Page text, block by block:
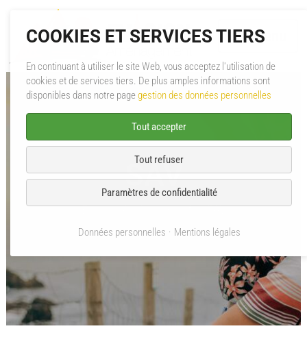
Menu
A propos
Pièces & Accessoires
SAV
Contact
SAV
Évasion Aménagement SAV
COOKIES ET SERVICES TIERS
En continuant à utiliser le site Web, vous acceptez l'utilisation de
cookies et de services tiers. De plus amples informations sont
disponibles dans notre pagegestion des données personnelles
Tout accepter
Tout refuser
Paramètres de confidentialité
Données personnelles Mentions légales